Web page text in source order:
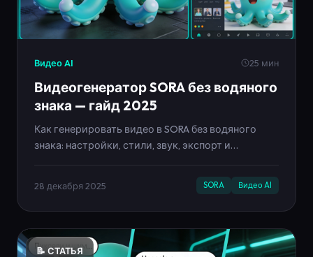
Видео AI 25 мин
Видеогенератор SORA без водяного
знака — гайд 2025
Как генерировать видео в SORA без водяного
знака: настройки, стили, звук, экспорт и
28 декабря 2025 SORA Видео AI
📝 СТАТЬЯ